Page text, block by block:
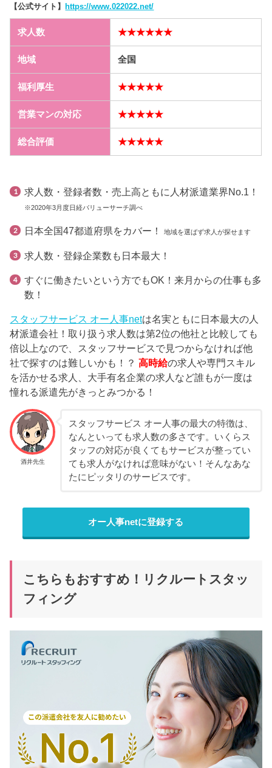
【公式サイト】 https://www.022022.net/
求人数 ★★★★★★
地域 全国
福利厚生 ★★★★★
営業マンの対応 ★★★★★
総合評価 ★★★★★
求人数・登録者数・売上高ともに人材派遣業界No.1！
※2020年3月度日経バリューサーチ調べ
日本全国47都道府県をカバー！ 地域を選ばず求人が探せます
求人数・登録企業数も日本最大！
すぐに働きたいという方でもOK！来月からの仕事も多
数！
スタッフサービス オー人事netは名実ともに日本最大の人
材派遣会社！取り扱う求人数は第2位の他社と比較しても
倍以上なので、スタッフサービスで見つからなければ他
社で探すのは難しいかも！？高時給の求人や専門スキル
を活かせる求人、大手有名企業の求人など誰もが一度は
憧れる派遣先がきっとみつかる！
酒井先生
スタッフサービス オー人事の最大の特徴は、
なんといっても求人数の多さです。いくらス
タッフの対応が良くてもサービスが整ってい
ても求人がなければ意味がない！そんなあな
たにピッタリのサービスです。
オー人事netに登録する
こちらもおすすめ！リクルートスタッ
フィング